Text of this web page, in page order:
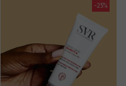
-25%